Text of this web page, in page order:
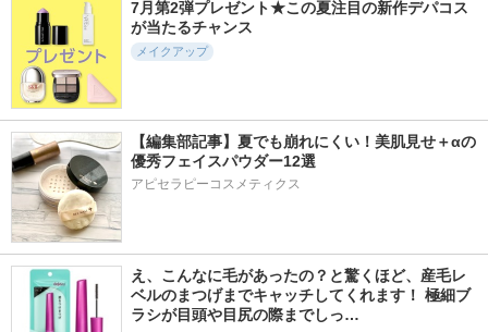
7月第2弾プレゼント★この夏注目の新作デパコス
が当たるチャンス
メイクアップ
【編集部記事】夏でも崩れにくい！美肌見せ＋αの
優秀フェイスパウダー12選
アピセラピーコスメティクス
え、こんなに毛があったの？と驚くほど、産毛レ
ベルのまつげまでキャッチしてくれます！ 極細ブ
ラシが目頭や目尻の際までしっ…